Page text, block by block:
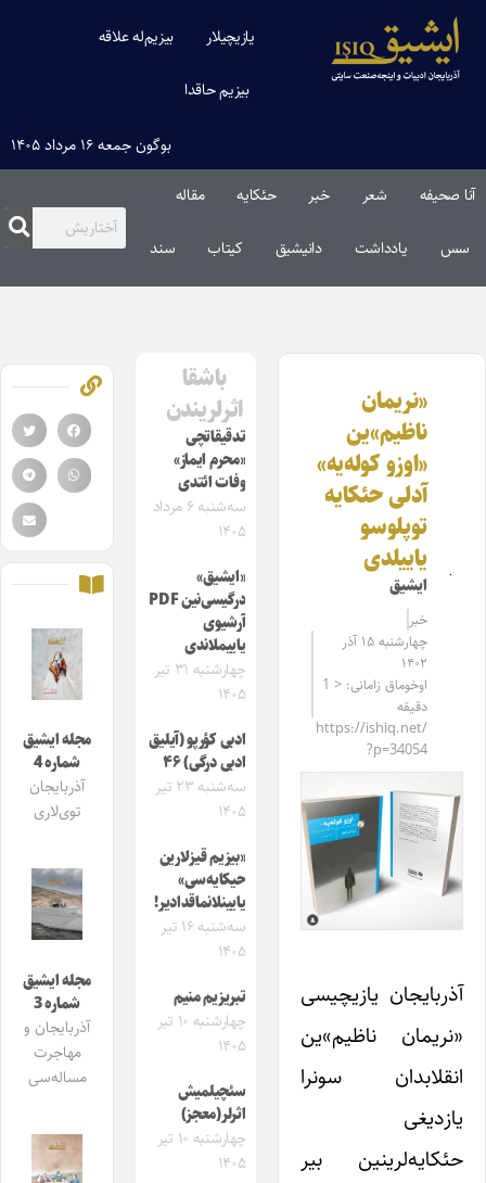
یازیچیلار بیزیم‌له علاقه
بیزیم حاقدا
بوگون جمعه ۱۶ مرداد ۱۴۰۵
آنا صحیفه شعر خبر حئکایه مقاله‌
سس یادداشت دانیشیق کیتاب سند
«نریمان
ناظیم»ین
«اوزو کوله‌یه»
آدلی حئکایه
توپلوسو
یاییلدی
ایشیق
خبر
چهارشنبه ۱۵ آذر
۱۴۰۲
اوخوماق زامانی: < 1
دقیقه
https://ishiq.net/
?p=34054
آذربایجان یازیچیسی
«نریمان ناظیم»ین
انقلابدان سونرا
یازدیغی
حئکایه‌لرینین بیر
باشقا
اثرلریندن
تدقیقاتچی
«محرم ایماز»
وفات ائتدی
سه‌شنبه ۶ مرداد
۱۴۰۵
«ایشیق»
درگیسی‌نین PDF
آرشیوی
یاییملاندی
چهارشنبه ۳۱ تیر
۱۴۰۵
ادبی کؤرپو (آیلیق
ادبی درگی) ۴۶
سه‌شنبه ۲۳ تیر
۱۴۰۵
«بیزیم قیزلارین
حیکایه‌سی»
یایینلانماقدادیر!
سه‌شنبه ۱۶ تیر
۱۴۰۵
تبریزیم منیم
چهارشنبه ۱۰ تیر
۱۴۰۵
سئچیلمیش
اثرلر(معجز)
چهارشنبه ۱۰ تیر
۱۴۰۵
مجله ایشیق
شماره 4
آذربایجان
توی‌لاری
مجله ایشیق
شماره 3
آذربایجان و
مهاجرت
مساله‌سی